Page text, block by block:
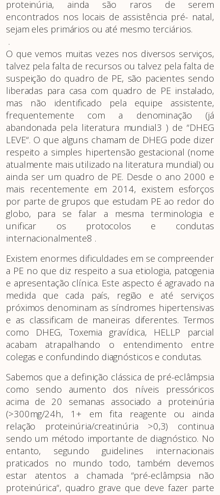
proteinúria, ainda são raros de serem
encontrados nos locais de assistência pré- natal,
sejam eles primários ou até mesmo terciários.
.
O que vemos muitas vezes nos diversos serviços,
talvez pela falta de recursos ou talvez pela falta de
suspeição do quadro de PE, são pacientes sendo
liberadas para casa com quadro de PE instalado,
mas não identificado pela equipe assistente,
frequentemente com a denominação (já
abandonada pela literatura mundial3 ) de “DHEG
LEVE“. O que alguns chamam de DHEG pode dizer
respeito a simples hipertensão gestacional (nome
atualmente mais utilizado na literatura mundial) ou
ainda ser um quadro de PE. Desde o ano 2000 e
mais recentemente em 2014, existem esforços
por parte de grupos que estudam PE ao redor do
globo, para se falar a mesma terminologia e
unificar os protocolos e condutas
internacionalmente8 .
Existem enormes dificuldades em se compreender
a PE no que diz respeito a sua etiologia, patogenia
e apresentação clínica. Este aspecto é agravado na
medida que cada país, região e até serviços
próximos denominam as síndromes hipertensivas
e as classificam de maneiras diferentes. Termos
como DHEG, Toxemia gravídica, HELLP parcial
acabam atrapalhando o entendimento entre
colegas e confundindo diagnósticos e condutas.
Sabemos que a definição clássica de pré-eclâmpsia
como sendo aumento dos níveis pressóricos
acima de 20 semanas associado a proteinúria
(>300mg/24h, 1+ em fita reagente ou ainda
relação proteinúria/creatinúria >0,3) continua
sendo um método importante de diagnóstico. No
entanto, segundo guidelines internacionais
praticados no mundo todo, também devemos
estar atentos a chamada “pré-eclâmpsia não
proteinúrica“, quadro grave que deve fazer parte